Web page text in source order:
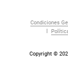
Condiciones
Copyright ©